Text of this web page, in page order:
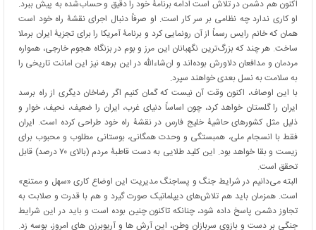
اکنون هم دشمن در تلاش است ادامه برنامۀ خود را دقیق و حساب‌شده به پیش ببرد.
او کاری ندارد چه نظامی بر سر کار است. او صرفاً دنبال اجرای نقشۀ راه خود است
همان که خانم رایس رسماً از آن رونمایی کرد و برنامۀ آمریکا را برای تجزیۀ ایران برملا
ساخت. هر چند که بزرگ‌ترین نگهبانان این مرز و بوم در بزنگاه هجوم خارجی، همواره
مردمان و مدافعان دلاورش بوده‌اند و ان‌شاء‌الله در این برهه نیز این امانت تاریخی را
به سلامت به نسل بعدی خواهند سپرد.
با این اوصاف، اکنون وقت آن نیست که گمان کنیم اگر رضاخان دیگری از راه برسد
ایران را گلستان خواهد کرد، چون اساساً دنیای غرب، ایران را ضعیف، نحیف، خوار و
ذلیل مثل کشورهای حاشیۀ خلیج فارس در نقشۀ راه خود طراحی کرده است. ایران
فقط با انسجام ملی، همبستگی و وحدت همگانی، بوستانی مطلوب و محبوب برای
زیست و بقا خواهد بود. این کلید طلایی به دست قاطبۀ مردم (بالای ۷۰ درصد) قابل
تحقق است.
البته می‌دانیم در شرایط جنگ و پساجنگ مدیریت این اوضاع کاری «سهل و ممتنع»
است. همزمان باید هم تلاش‌های دیپلماتیک صورت گیرد و هم با قدرت و صلابت به
تجاوز دشمن پاسخ داده شود، چنانکه تاکنون چنین بوده است و باید در این شرایط
جنگی بر دست و بازوی سربازان وطن، این آرش ها و آریوبرزن های امروز، بوسه زد.